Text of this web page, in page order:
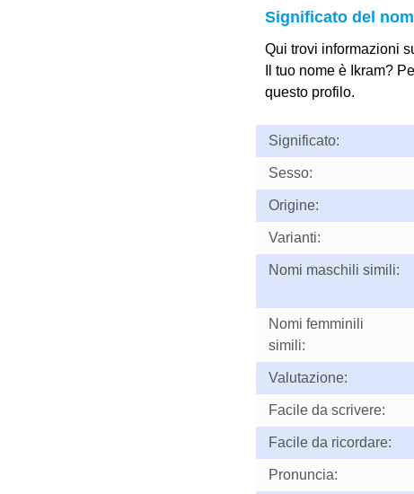
Significato del
Qui trovi informazioni
Il tuo nome è Ikram?
questo profilo.
Significato:
Sesso:
Origine:
Varianti:
Nomi maschili simili:
Nomi femminili
simili:
Valutazione:
Facile da scrivere:
Facile da ricordare:
Pronuncia: